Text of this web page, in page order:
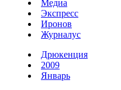
Медиа
Экспресс
Иронов
Журналус
Дрюкенция
2009
Январь